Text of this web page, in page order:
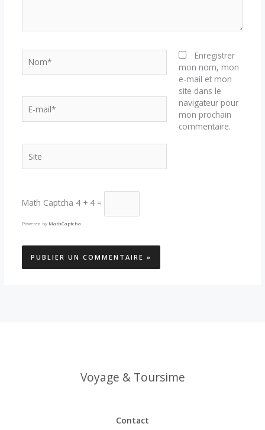
mail*
Enregistrer
mon nom, mon
e-mail et mon
site dans le
navigateur pour
mon prochain
commentaire.
Math Captcha 4 + 4 =
Powered by MathCaptcha
Voyage & Toursime
Contact